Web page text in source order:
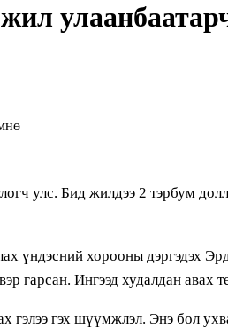
улс. Бид жилдээ 2 тэрбум
үндэсний хорооны дэргэдэх
гарсан. Ингээд худалдан авах
гэлээ гэх шүүмжлэл. Энэ бол